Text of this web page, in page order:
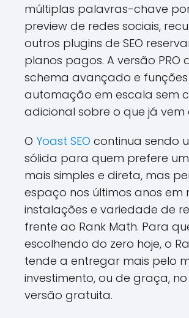
múltiplas palavras-chave
preview de redes sociais,
outros plugins de SEO
planos pagos. A versão PRO
schema avançado e
automação em escala sem
adicional sobre o que já vem
O Yoast SEO continua sendo
sólida para quem prefere
mais simples e direta, mas
espaço nos últimos anos em
instalações e variedade de
frente ao Rank Math. Para
escolhendo do zero hoje, o
tende a entregar mais pelo
investimento, ou de graça,
versão gratuita.